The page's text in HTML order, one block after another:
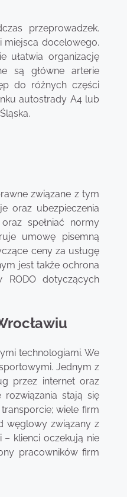
przeprowadzek.
miejsca docelowego.
ułatwia organizację
są główne arterie
do różnych części
autostrady A4 lub
związane z tym
oraz ubezpieczenia
spełniać normy
umowę pisemną
ceny za usługę
jest także ochrona
dotyczących
technologiami. We
Jednym z
przez internet oraz
stają się
wiele firm
węglowy związany z
klienci oczekują nie
pracowników firm